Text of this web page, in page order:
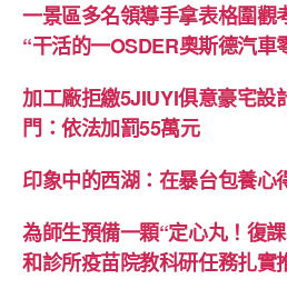
一景區多名領導手拿表格圍觀
“干活的一OSDER奧斯德汽車
加工廠拒繳5JIUYI俱意豪宅設
門：依法加罰55萬元
印象中的西湖：在暴台包養心
為師生預備一顆“定心丸！復
和診所疫苗院教科研任務扎實